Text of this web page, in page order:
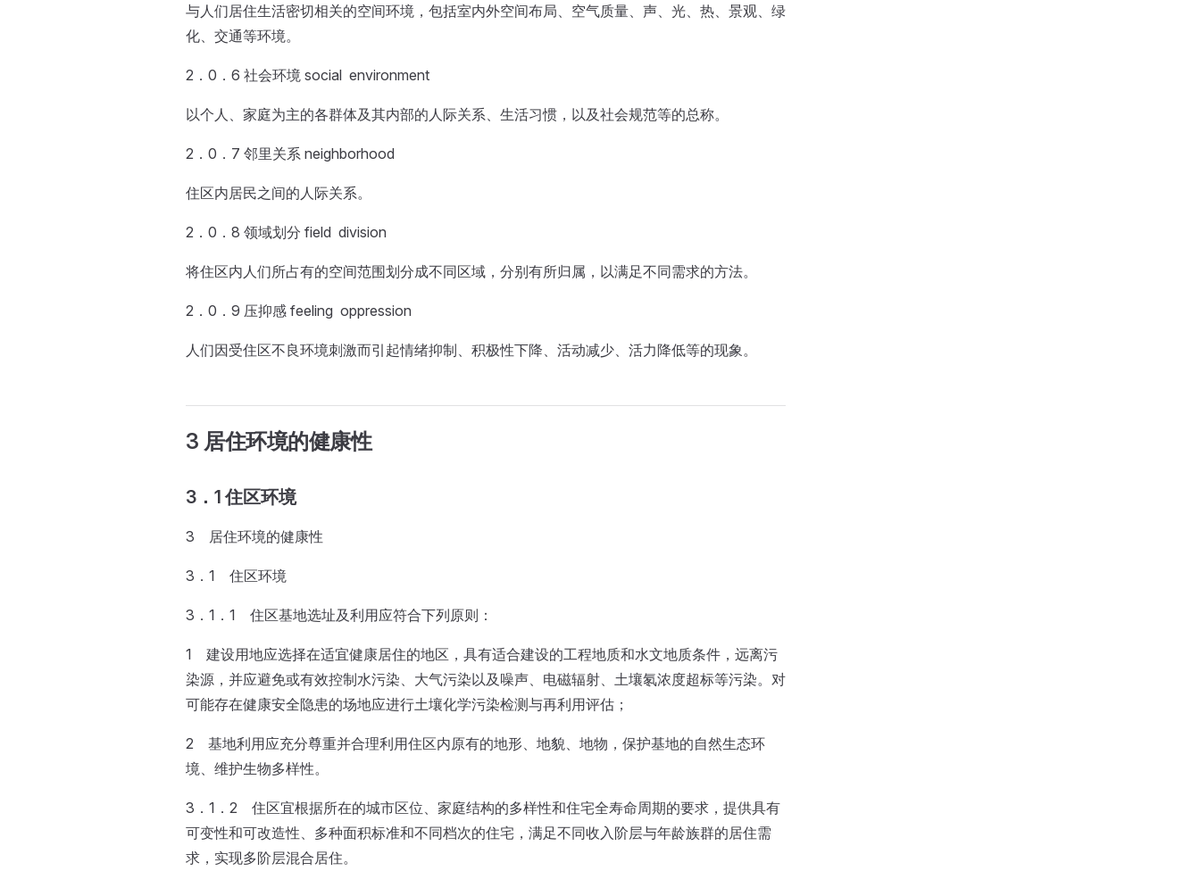
与人们居住生活密切相关的空间环境，包括室内外空间布局、空气质量、声、光、热、景观、绿
化、交通等环境。
2．0．6 社会环境 social environment
以个人、家庭为主的各群体及其内部的人际关系、生活习惯，以及社会规范等的总称。
2．0．7 邻里关系 neighborhood
住区内居民之间的人际关系。
2．0．8 领域划分 field division
将住区内人们所占有的空间范围划分成不同区域，分别有所归属，以满足不同需求的方法。
2．0．9 压抑感 feeling oppression
人们因受住区不良环境刺激而引起情绪抑制、积极性下降、活动减少、活力降低等的现象。
3 居住环境的健康性
3．1 住区环境
3 居住环境的健康性
3．1 住区环境
3．1．1 住区基地选址及利用应符合下列原则：
1 建设用地应选择在适宜健康居住的地区，具有适合建设的工程地质和水文地质条件，远离污
染源，并应避免或有效控制水污染、大气污染以及噪声、电磁辐射、土壤氡浓度超标等污染。对
可能存在健康安全隐患的场地应进行土壤化学污染检测与再利用评估；
2 基地利用应充分尊重并合理利用住区内原有的地形、地貌、地物，保护基地的自然生态环
境、维护生物多样性。
3．1．2 住区宜根据所在的城市区位、家庭结构的多样性和住宅全寿命周期的要求，提供具有
可变性和可改造性、多种面积标准和不同档次的住宅，满足不同收入阶层与年龄族群的居住需
求，实现多阶层混合居住。